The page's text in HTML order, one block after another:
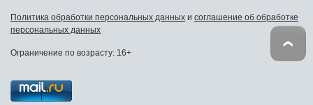
Политика обработки персональных данных и соглашение об обработке
персональных данных
Ограничение по возрасту: 16+